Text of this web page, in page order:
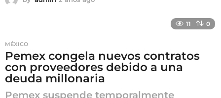
g
o
11 0
MÉXICO
Pemex congela nuevos contratos
con proveedores debido a una
deuda millonaria
Pemex suspende temporalmente